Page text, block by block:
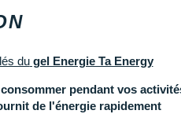
dugel Energie Ta Energy
pendant vos
de l'énergie rapidement